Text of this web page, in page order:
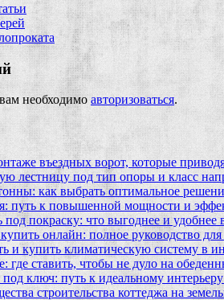
необходимо авторизоваться.
въездных ворот, которые
лестницу под тип опоры и класс
как выбрать оптимальное
путь к повышенной мощности и
под покраску: что выгоднее и удобнее
онлайн: полное руководство
и купить климатическую систему в
где ставить, чтобы не дуло на
ключ: путь к идеальному
строительства коттеджа на